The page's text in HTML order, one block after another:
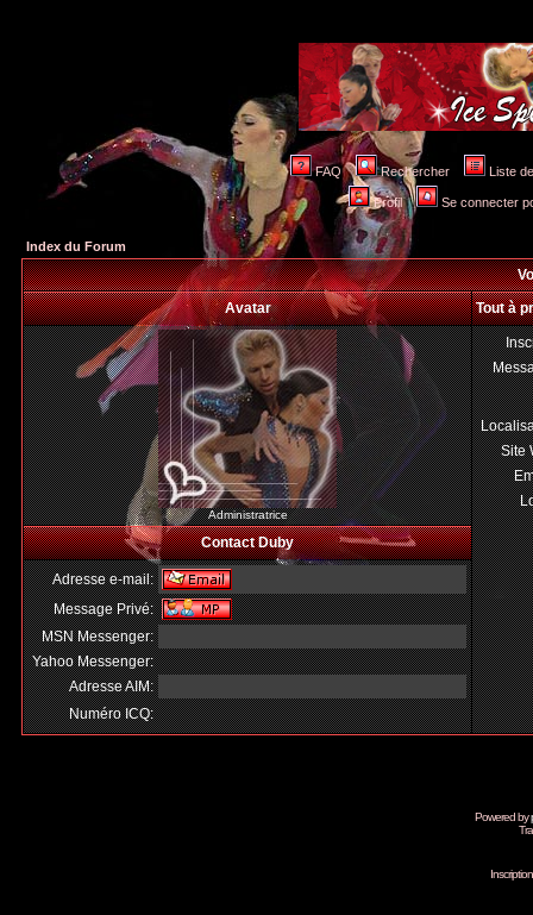
FAQ Rechercher Liste
Profil Se connecter
Index du Forum
Avatar
Tout à
Administratrice
Site
Contact Duby
Adresse e-mail:
Message Privé:
MSN Messenger:
Yahoo Messenger:
Adresse AIM:
Numéro ICQ:
Powered by